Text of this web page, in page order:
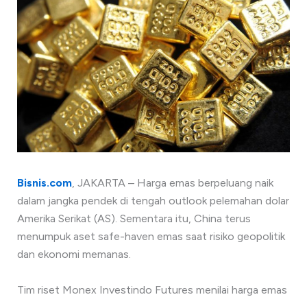
Bisnis.com, JAKARTA – Harga emas berpeluang naik
dalam jangka pendek di tengah outlook pelemahan dolar
Amerika Serikat (AS). Sementara itu, China terus
menumpuk aset safe-haven emas saat risiko geopolitik
dan ekonomi memanas.
Tim riset Monex Investindo Futures menilai harga emas